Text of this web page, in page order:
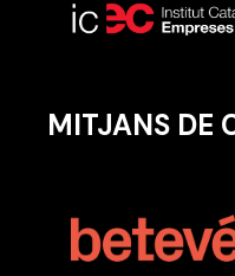
MITJANS DE